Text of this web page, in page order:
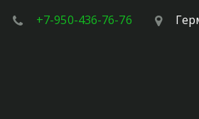
+7-950-436-76-76